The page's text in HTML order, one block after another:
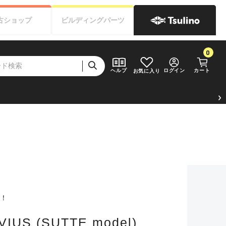
ヘルプ お気に入り ログイン カート
0
ショップ ビルディングパーツ
(SUTTE model)